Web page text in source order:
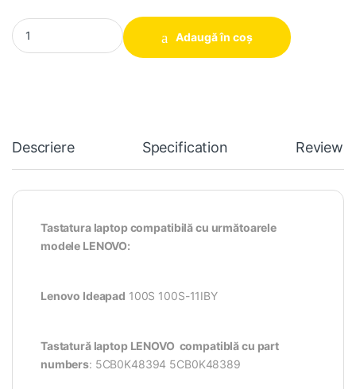
Tastatura laptop Lenovo 100s 100s-11IBY quantity
Adaugă în coș
Descriere Specification Reviews
Tastatura laptop compatibilă cu următoarele
modele LENOVO:
Lenovo Ideapad 100S 100S-11IBY
Tastatură laptop LENOVO compatiblă cu part
numbers: 5CB0K48394 5CB0K48389